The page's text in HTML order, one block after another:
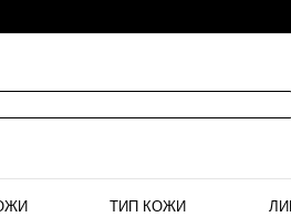
ТИП КОЖИ